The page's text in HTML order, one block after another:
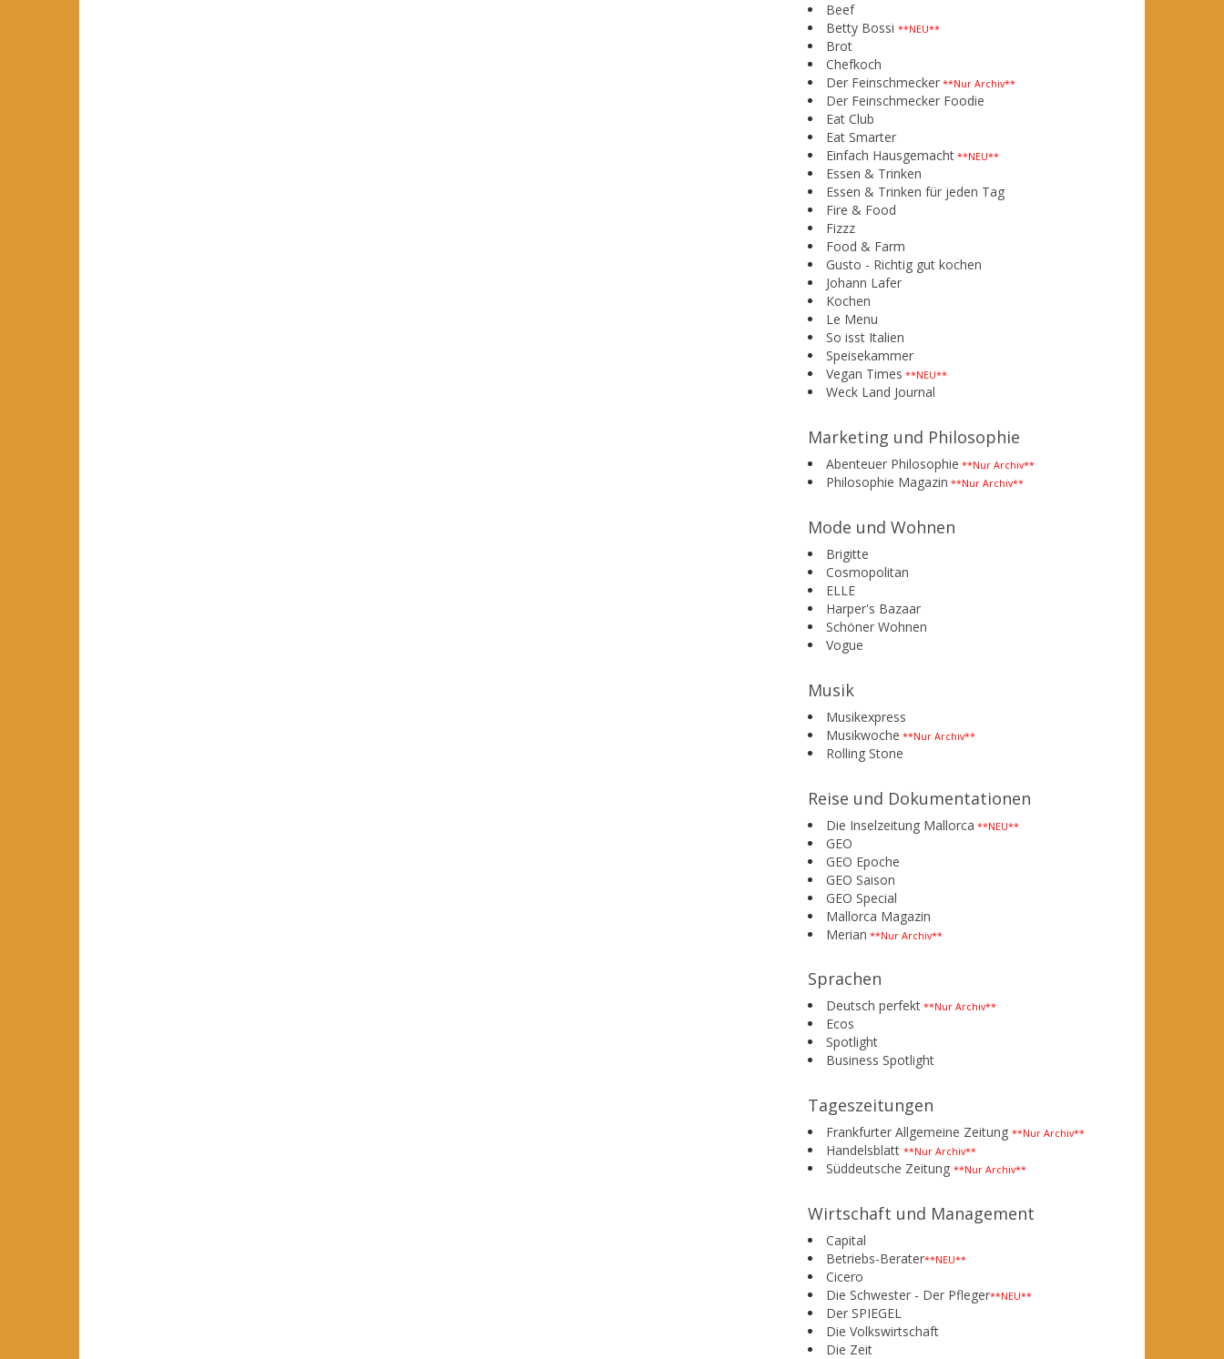
Beef
Betty Bossi **NEU**
Brot
Chefkoch
Der Feinschmecker **Nur Archiv**
Der Feinschmecker Foodie
Eat Club
Eat Smarter
Einfach Hausgemacht **NEU**
Essen & Trinken
Essen & Trinken für jeden Tag
Fire & Food
Fizzz
Food & Farm
Gusto - Richtig gut kochen
Johann Lafer
Kochen
Le Menu
So isst Italien
Speisekammer
Vegan Times **NEU**
Weck Land Journal
Marketing und Philosophie
Abenteuer Philosophie **Nur Archiv**
Philosophie Magazin **Nur Archiv**
Mode und Wohnen
Brigitte
Cosmopolitan
ELLE
Harper's Bazaar
Schöner Wohnen
Vogue
Musik
Musikexpress
Musikwoche **Nur Archiv**
Rolling Stone
Reise und Dokumentationen
Die Inselzeitung Mallorca **NEU**
GEO
GEO Epoche
GEO Saison
GEO Special
Mallorca Magazin
Merian **Nur Archiv**
Sprachen
Deutsch perfekt **Nur Archiv**
Ecos
Spotlight
Business Spotlight
Tageszeitungen
Frankfurter Allgemeine Zeitung **Nur Archiv**
Handelsblatt **Nur Archiv**
Süddeutsche Zeitung **Nur Archiv**
Wirtschaft und Management
Capital
Betriebs-Berater**NEU**
Cicero
Die Schwester - Der Pfleger**NEU**
Der SPIEGEL
Die Volkswirtschaft
Die Zeit